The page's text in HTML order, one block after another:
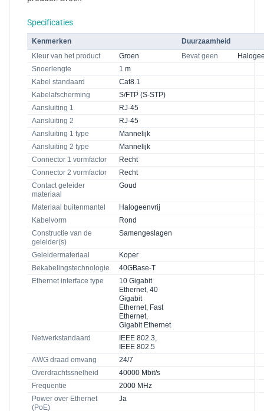
Specificaties
Kenmerken
Duurzaamheid
Kleur van het product
Groen Bevat geen
Snoerlengte
1 m
Kabel standaard
Cat8.1
Kabelafscherming
S/FTP (S-STP)
Aansluiting 1
RJ-45
Aansluiting 2
RJ-45
Aansluiting 1 type
Mannelijk
Aansluiting 2 type
Mannelijk
Connector 1 vormfactor
Recht
Connector 2 vormfactor
Recht
Contact geleider
materiaal
Goud
Materiaal buitenmantel
Halogeenvrij
Kabelvorm
Rond
Constructie van de
geleider(s)
Samengeslagen
Geleidermateriaal
Koper
Bekabelingstechnologie
40GBase-T
Ethernet interface type
10 Gigabit
Ethernet, 40
Gigabit
Ethernet, Fast
Ethernet,
Gigabit Ethernet
Netwerkstandaard
IEEE 802.3,
IEEE 802.5
AWG draad omvang
24/7
Overdrachtssnelheid
40000 Mbit/s
Frequentie
2000 MHz
Power over Ethernet
(PoE)
Ja